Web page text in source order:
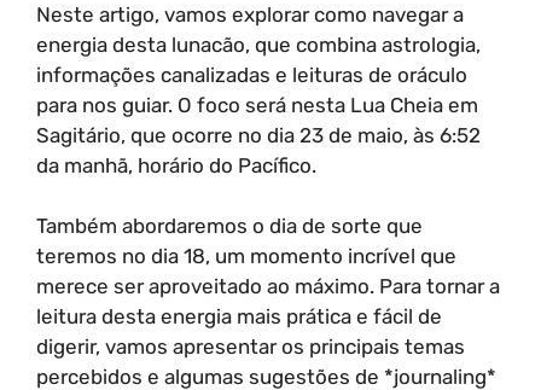
Neste artigo, vamos explorar como navegar a
energia desta lunacão, que combina astrologia,
informações canalizadas e leituras de oráculo
para nos guiar. O foco será nesta Lua Cheia em
Sagitário, que ocorre no dia 23 de maio, às 6:52
da manhã, horário do Pacífico.
Também abordaremos o dia de sorte que
teremos no dia 18, um momento incrível que
merece ser aproveitado ao máximo. Para tornar a
leitura desta energia mais prática e fácil de
digerir, vamos apresentar os principais temas
percebidos e algumas sugestões de *journaling*